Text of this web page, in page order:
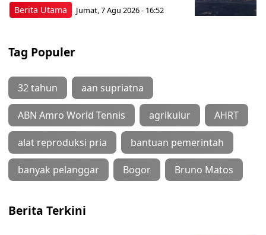
Berita Utama Jumat, 7 Agu 2026 - 16:52
Tag Populer
32 tahun aan supriatna
ABN Amro World Tennis agrikulur AHRT
alat reproduksi pria bantuan pemerintah
banyak pelanggar Bogor Bruno Matos
Berita Terkini